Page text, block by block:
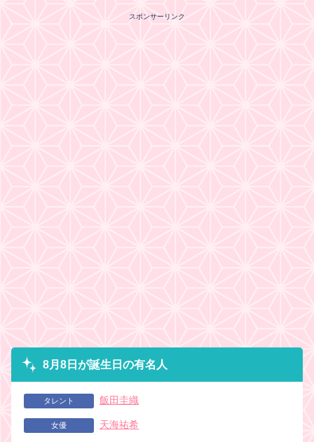
スポンサーリンク
8月8日が誕生日の有名人
タレント 飯田圭織
女優 天海祐希